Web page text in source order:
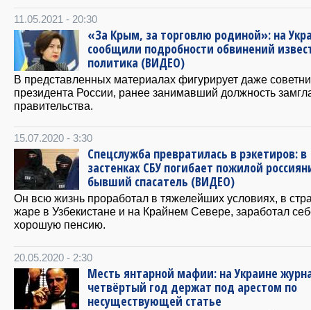
11.05.2021 - 20:30
«За Крым, за торговлю родиной»: на
сообщили подробности обвинений
политика (ВИДЕО)
В представленных материалах фигурирует даже
президента России, ранее занимавший должность
правительства.
15.07.2020 - 3:30
Спецслужба превратилась в рэкетиров: в
застенках СБУ погибает пожилой
бывший спасатель (ВИДЕО)
Он всю жизнь проработал в тяжелейших условиях, в
жаре в Узбекистане и на Крайнем Севере, заработал
хорошую пенсию.
20.05.2020 - 2:30
Месть янтарной мафии: на Украине
четвёртый год держат под арестом по
несуществующей статье